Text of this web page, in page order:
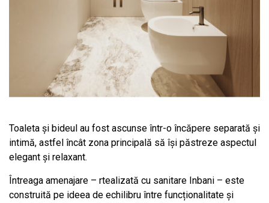
Toaleta și bideul au fost ascunse într-o încăpere separată și
intimă, astfel încât zona principală să își păstreze aspectul
elegant și relaxant.
Întreaga amenajare – rtealizată cu sanitare Inbani – este
construită pe ideea de echilibru între funcționalitate și